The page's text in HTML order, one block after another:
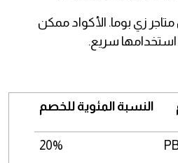
زي بوما. الأكواد ممكن
سريع.
النسبة المئوية للخصم
20%